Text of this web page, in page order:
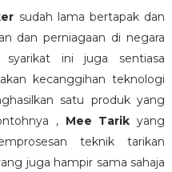
sudah lama bertapak dan
dan perniagaan di negara
syarikat ini juga sentiasa
kecanggihan teknologi
satu produk yang
, Mee Tarik yang
teknik tarikan
juga hampir sama sahaja